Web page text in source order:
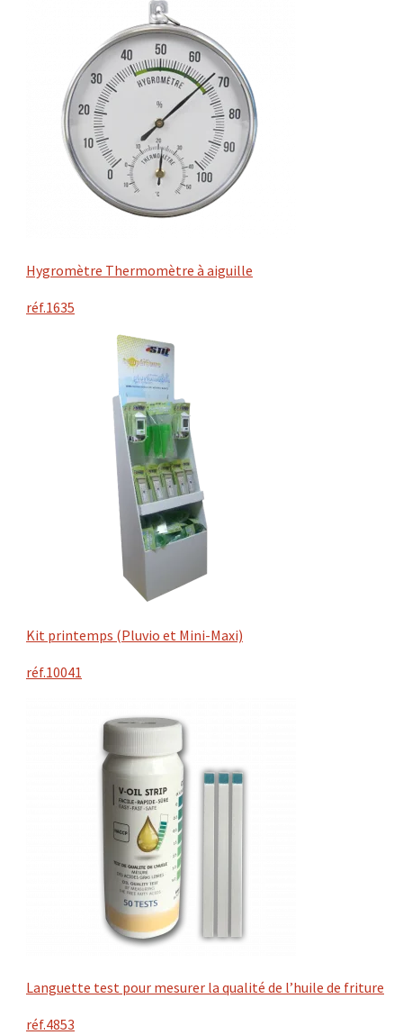
Hygromètre Thermomètre à aiguille
réf.1635
Kit printemps (Pluvio et Mini-Maxi)
réf.10041
Languette test pour mesurer la qualité de l’huile de friture
réf.4853